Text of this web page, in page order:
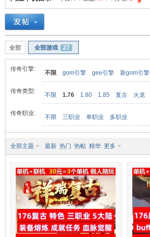
»
全部 全部游戏 27
传奇引擎:
不限 gom引擎 gee引擎 新gom引擎
传奇类型:
不限 1.76 1.80 1.85 复古 火龙
传奇职业:
不限 三职业 单职业 多职业
全部主题 最新 热门 热帖 精华 更多